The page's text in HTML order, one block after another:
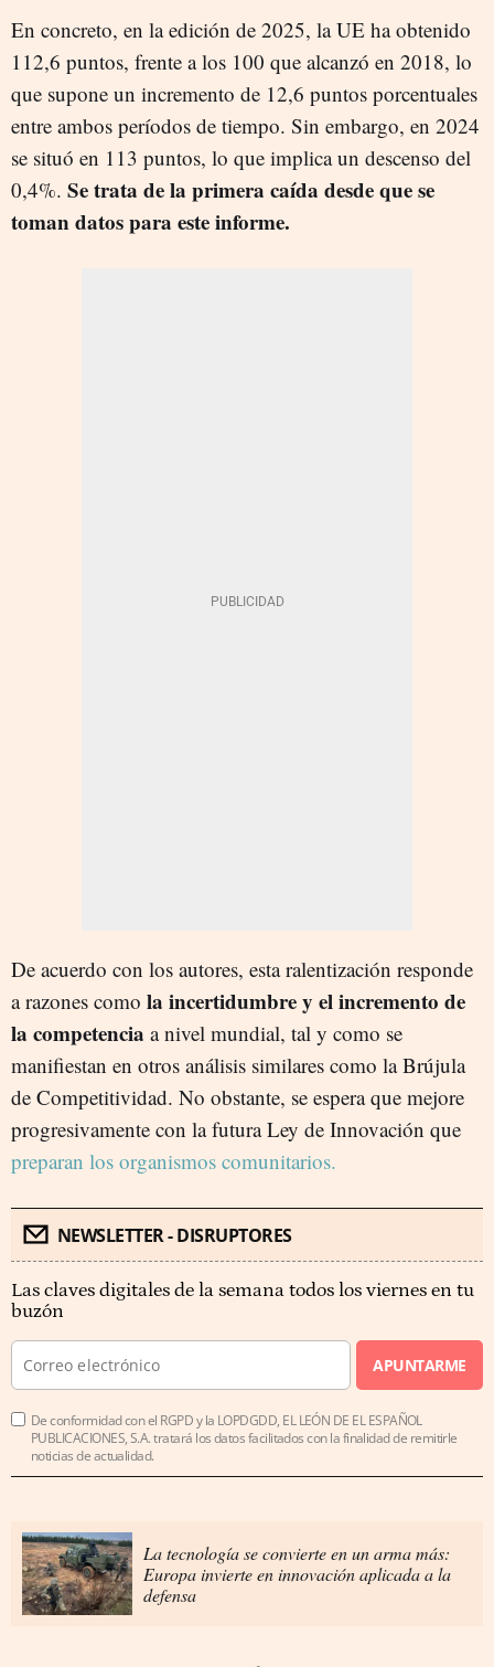
En concreto, en la edición de 2025, la UE ha obtenido
112,6 puntos, frente a los 100 que alcanzó en 2018, lo
que supone un incremento de 12,6 puntos porcentuales
entre ambos períodos de tiempo. Sin embargo, en 2024
se situó en 113 puntos, lo que implica un descenso del
0,4%. Se trata de la primera caída desde que se
toman datos para este informe.
De acuerdo con los autores, esta ralentización responde
a razones como la incertidumbre y el incremento de
la competencia a nivel mundial, tal y como se
manifiestan en otros análisis similares como la Brújula
de Competitividad. No obstante, se espera que mejore
progresivamente con la futura Ley de Innovación que
preparan los organismos comunitarios.
NEWSLETTER - DISRUPTORES
Las claves digitales de la semana todos los viernes en tu
buzón
APUNTARME
De conformidad con el RGPD y la LOPDGDD, EL LEÓN DE EL ESPAÑOL
PUBLICACIONES, S.A. tratará los datos facilitados con la finalidad de remitirle
noticias de actualidad.
La tecnología se convierte en un arma más:
Europa invierte en innovación aplicada a la
defensa